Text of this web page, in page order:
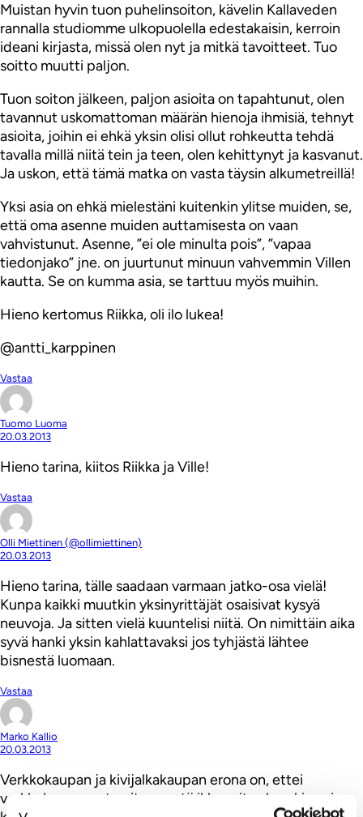
Muistan hyvin tuon puhelinsoiton, kävelin Kallaveden
rannalla studiomme ulkopuolella edestakaisin, kerroin
ideani kirjasta, missä olen nyt ja mitkä tavoitteet. Tuo
soitto muutti paljon.
Tuon soiton jälkeen, paljon asioita on tapahtunut, olen
tavannut uskomattoman määrän hienoja ihmisiä, tehnyt
asioita, joihin ei ehkä yksin olisi ollut rohkeutta tehdä
tavalla millä niitä tein ja teen, olen kehittynyt ja kasvanut.
Ja uskon, että tämä matka on vasta täysin alkumetreillä!
Yksi asia on ehkä mielestäni kuitenkin ylitse muiden, se,
että oma asenne muiden auttamisesta on vaan
vahvistunut. Asenne, ”ei ole minulta pois”, ”vapaa
tiedonjako” jne. on juurtunut minuun vahvemmin Villen
kautta. Se on kumma asia, se tarttuu myös muihin.
Hieno kertomus Riikka, oli ilo lukea!
@antti_karppinen
Vastaa
Tuomo Luoma
20.03.2013
Hieno tarina, kiitos Riikka ja Ville!
Vastaa
Olli Miettinen (@ollimiettinen)
20.03.2013
Hieno tarina, tälle saadaan varmaan jatko-osa vielä!
Kunpa kaikki muutkin yksinyrittäjät osaisivat kysyä
neuvoja. Ja sitten vielä kuuntelisi niitä. On nimittäin aika
syvä hanki yksin kahlattavaksi jos tyhjästä lähtee
bisnestä luomaan.
Vastaa
Marko Kallio
20.03.2013
Verkkokaupan ja kivijalkakaupan erona on, ettei
verkkokaupassa tarvitse pestä ikkunoita. Ja sekin vain,